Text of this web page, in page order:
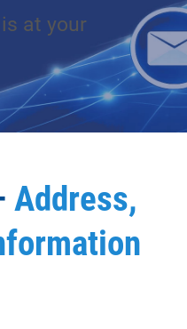
at your
Address,